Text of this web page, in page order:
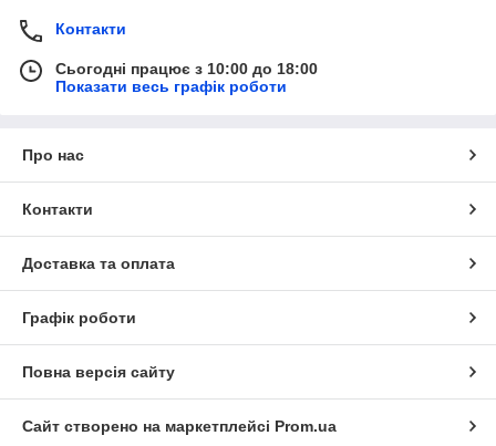
Контакти
Сьогодні працює з 10:00 до 18:00
Показати весь графік роботи
Про нас
Контакти
Доставка та оплата
Графік роботи
Повна версія сайту
Сайт створено на маркетплейсі Prom.ua